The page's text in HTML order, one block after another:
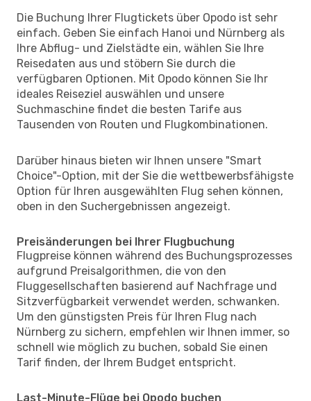
Die Buchung Ihrer Flugtickets über Opodo ist sehr
einfach. Geben Sie einfach Hanoi und Nürnberg als
Ihre Abflug- und Zielstädte ein, wählen Sie Ihre
Reisedaten aus und stöbern Sie durch die
verfügbaren Optionen. Mit Opodo können Sie Ihr
ideales Reiseziel auswählen und unsere
Suchmaschine findet die besten Tarife aus
Tausenden von Routen und Flugkombinationen.
Darüber hinaus bieten wir Ihnen unsere "Smart
Choice"-Option, mit der Sie die wettbewerbsfähigste
Option für Ihren ausgewählten Flug sehen können,
oben in den Suchergebnissen angezeigt.
Preisänderungen bei Ihrer Flugbuchung
Flugpreise können während des Buchungsprozesses
aufgrund Preisalgorithmen, die von den
Fluggesellschaften basierend auf Nachfrage und
Sitzverfügbarkeit verwendet werden, schwanken.
Um den günstigsten Preis für Ihren Flug nach
Nürnberg zu sichern, empfehlen wir Ihnen immer, so
schnell wie möglich zu buchen, sobald Sie einen
Tarif finden, der Ihrem Budget entspricht.
Last-Minute-Flüge bei Opodo buchen